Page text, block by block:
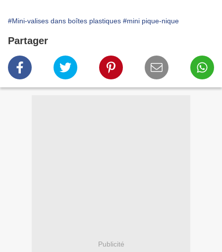
#Mini-valises dans boîtes plastiques #mini pique-nique
Partager
Publicité